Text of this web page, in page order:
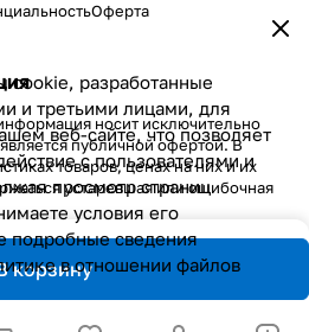
корзину
разработанные
и третьими лицами, для
веб-сайте, что позволяет
с пользователями и
просмотр страниц
условия его
подробные сведения
в отношении файлов
Оферта
носит исключительно
публичной офертой. В
товаров, ценах на них и их
устаревшая или ошибочная